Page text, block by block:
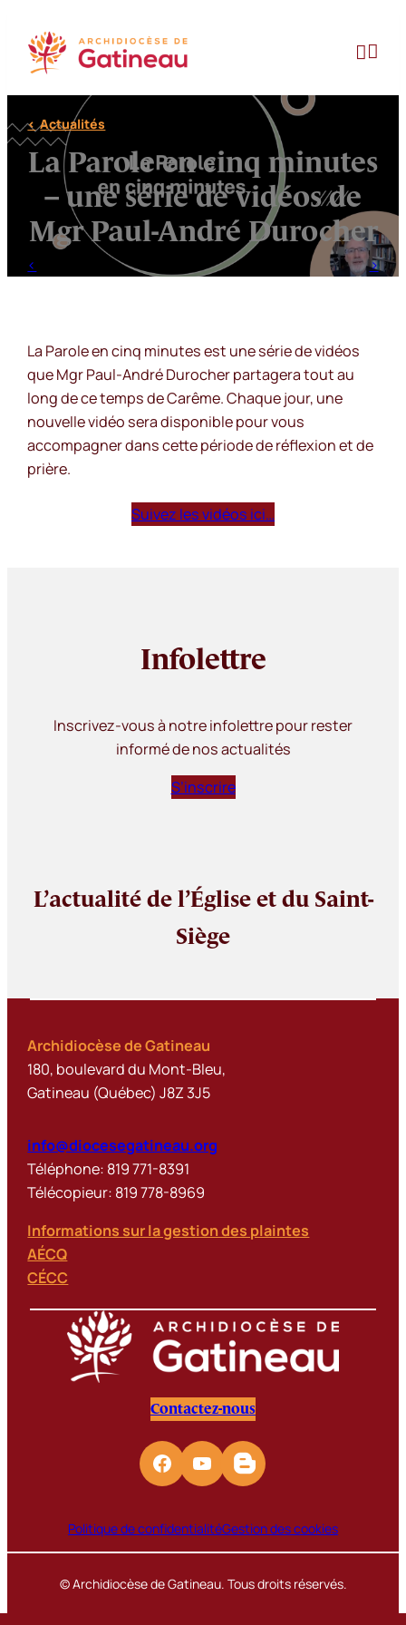
contenu

Actualités
La Parole en cinq minutes
– une série de vidéos de
Mgr Paul-André Durocher
La Parole en cinq minutesest une série de vidéos
que Mgr Paul-André Durocher partagera tout au
long de ce temps de Carême. Chaque jour, une
nouvelle vidéo sera disponible pour vous
accompagner dans cette période de réflexion et de
prière.
Suivez les vidéos ici…
Infolettre
Inscrivez-vous à notre infolettre pour rester
informé de nos actualités
S’inscrire
L’actualité de l’Église et du Saint-
Siège
Archidiocèse de Gatineau
180, boulevard du Mont-Bleu,
Gatineau (Québec) J8Z 3J5
info@diocesegatineau.org
Téléphone: 819 771-8391
Télécopieur: 819 778-8969
Informations sur la gestion des plaintes
AÉCQ
CÉCC
Contactez-nous
Politique de confidentialitéGestion des cookies
© Archidiocèse de Gatineau. Tous droits réservés.